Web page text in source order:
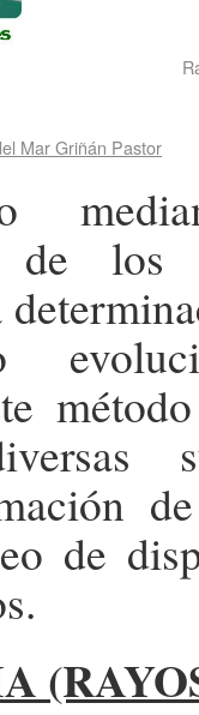
Mar Griñán Pastor
de los
de